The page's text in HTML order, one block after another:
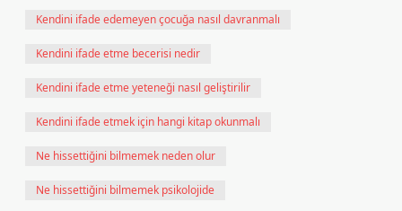
Kendini ifade edemeyen çocuğa nasıl davranmalı
Kendini ifade etme becerisi nedir
Kendini ifade etme yeteneği nasıl geliştirilir
Kendini ifade etmek için hangi kitap okunmalı
Ne hissettiğini bilmemek neden olur
Ne hissettiğini bilmemek psikolojide